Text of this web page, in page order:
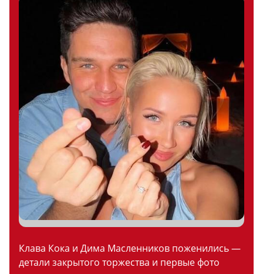
Клава Кока и Дима Масленников поженились —
детали закрытого торжества и первые фото